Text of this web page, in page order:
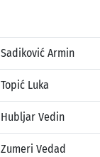
Sadiković Armin
Topić Luka
Hubljar Vedin
Zumeri Vedad